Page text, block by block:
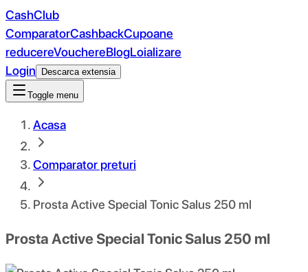
CashClub
ComparatorCashbackCupoane
reducereVouchereBlogLoializare
Login
Descarca extensia
Toggle menu
Acasa
Comparator preturi
Prosta Active Special Tonic Salus 250 ml
Prosta Active Special Tonic Salus 250 ml